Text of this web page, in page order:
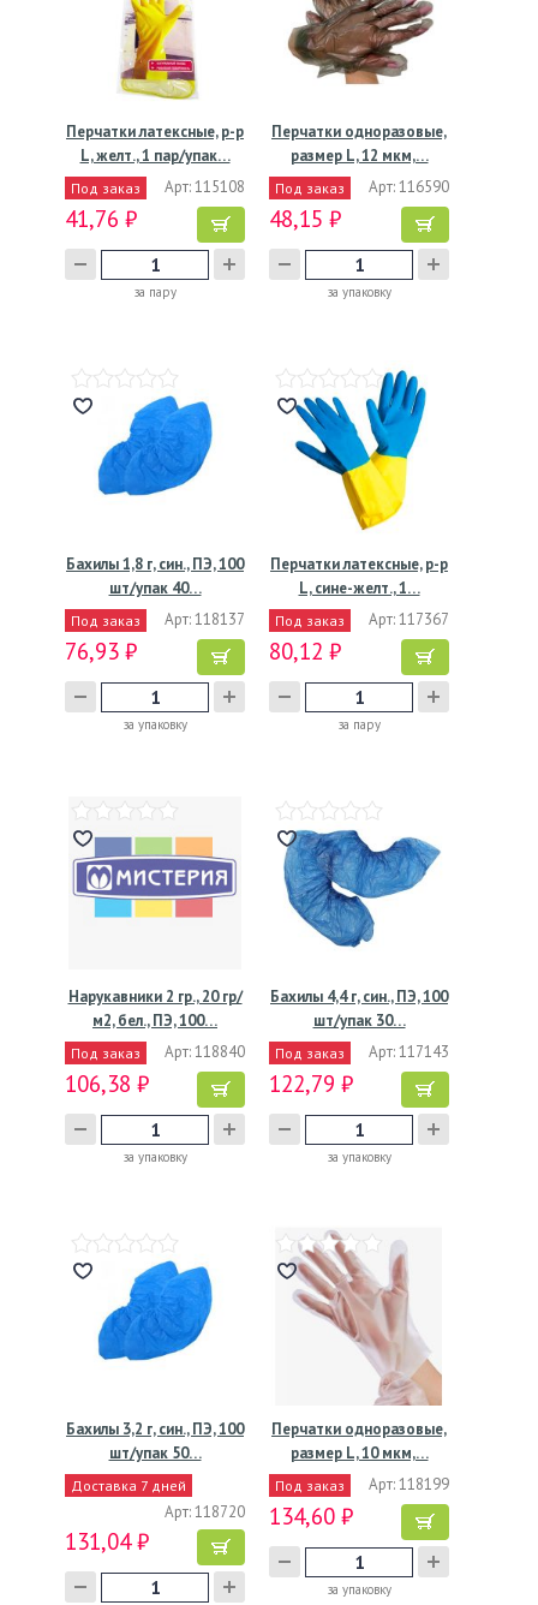
Перчатки латексные, р-р
L, желт., 1 пар/упак…
Под заказ Арт: 115108
41,76 ₽
за пару
Перчатки одноразовые,
размер L, 12 мкм,…
Под заказ Арт: 116590
48,15 ₽
за упаковку
Бахилы 1,8 г, син., ПЭ, 100
шт/упак 40…
Под заказ Арт: 118137
76,93 ₽
за упаковку
Перчатки латексные, р-р
L, сине-желт., 1…
Под заказ Арт: 117367
80,12 ₽
за пару
Нарукавники 2 гр., 20 гр/
м2, бел., ПЭ, 100…
Под заказ Арт: 118840
106,38 ₽
за упаковку
Бахилы 4,4 г, син., ПЭ, 100
шт/упак 30…
Под заказ Арт: 117143
122,79 ₽
за упаковку
Бахилы 3,2 г, син., ПЭ, 100
шт/упак 50…
Доставка 7 дней
Арт: 118720
131,04 ₽
Перчатки одноразовые,
размер L, 10 мкм,…
Под заказ Арт: 118199
134,60 ₽
за упаковку